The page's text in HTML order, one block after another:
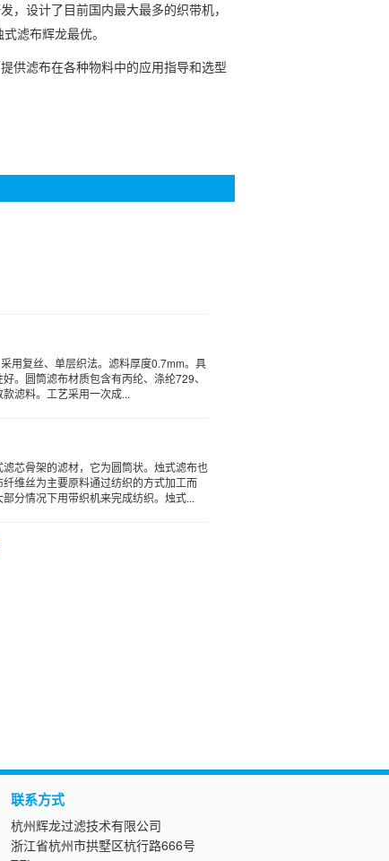
，设计了目前国内最大最多的织带机，
式滤布辉龙最优。
供滤布在各种物料中的应用指导和选型
用复丝、单层织法。滤料厚度0.7mm。具
。圆筒滤布材质包含有丙纶、涤纶729、
滤料。工艺采用一次成...
芯骨架的滤材，它为圆筒状。烛式滤布也
维丝为主要原料通过纺织的方式加工而
分情况下用带织机来完成纺织。烛式...
联系方式
杭州辉龙过滤技术有限公司
浙江省杭州市拱墅区杭行路666号